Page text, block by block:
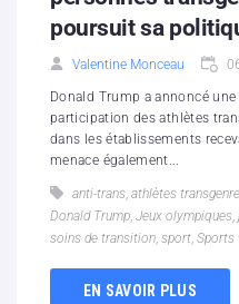
poursuit sa
Valentine Monceau
Donald Trump a annoncé
participation des athlètes
dans les établissements
menace également...
anti-trans, athlètes
Donald Trump, Jeux olympiques,
soins de transition, sport, Sports
EN SAVOIR PLUS